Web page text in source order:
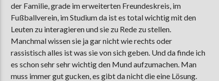
der Familie, grade im erweiterten Freundeskreis, im
Fußballverein, im Studium da ist es total wichtig mit den
Leuten zu interagieren und sie zu Rede zu stellen.
Manchmal wissen sie ja gar nicht wie rechts oder
rassistisch alles ist was sie von sich geben. Und da finde ich
es schon sehr sehr wichtig den Mund aufzumachen. Man
muss immer gut gucken, es gibt da nicht die eine Lösung.